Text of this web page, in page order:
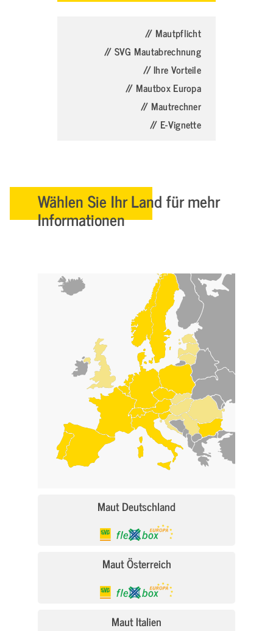
// Mautpflicht
// SVG Mautabrechnung
// Ihre Vorteile
// Mautbox Europa
// Mautrechner
// E-Vignette
Wählen Sie Ihr Land für mehr
Informationen
Maut Deutschland
Maut Österreich
Maut Italien